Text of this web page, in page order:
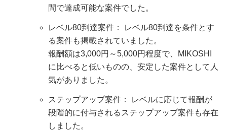
間で達成可能な案件でした。
レベル80到達案件： レベル80到達を条件とす
る案件も掲載されていました。
報酬額は3,000円～5,000円程度で、MIKOSHI
に比べると低いものの、安定した案件として人
気がありました。
ステップアップ案件： レベルに応じて報酬が
段階的に付与されるステップアップ案件も存在
しました。